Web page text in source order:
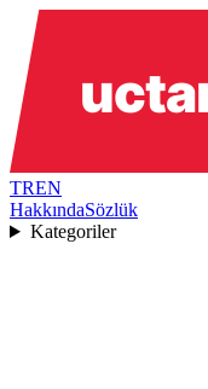
TREN
HakkındaSözlük
Kategoriler